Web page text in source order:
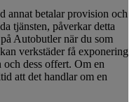
annat betalar provision och
tjänsten, påverkar detta
Autobutler när du som
verkstäder få exponering
dess offert. Om en
att det handlar om en